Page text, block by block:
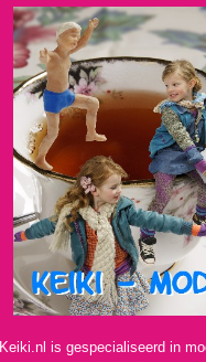
Keiki.nl is gespecialiseerd in